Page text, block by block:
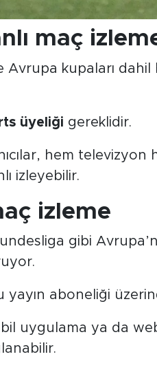
maç
Avrupa kupaları dahil
üyeliği gereklidir.
hem televizyon
izleyebilir.
izleme
gibi
yayın aboneliği
uygulama ya da